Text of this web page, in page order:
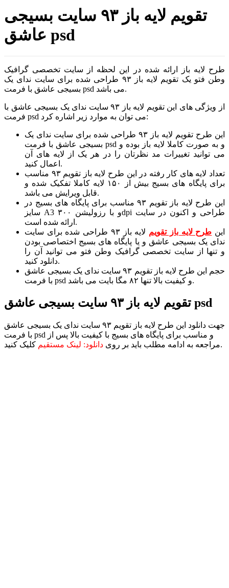
تقویم لایه باز ۹۳ سایت بسیجی
عاشق psd
طرح لایه باز ارائه شده در این لحظه از سایت تخصصی گرافیک
وطن فتو یک تقویم لایه باز ۹۳ طراحی شده برای سایت ندای یک
بسیجی عاشق با فرمت psd می باشد.
از ویژگی های این تقویم لایه باز ۹۳ سایت ندای یک بسیجی عاشق با
فرمت psd می توان به موارد زیر اشاره کرد:
این طرح تقویم لایه باز ۹۳ طراحی شده برای سایت ندای یک
بسیجی عاشق با فرمت psd و به صورت کاملا لایه باز بوده و
می توانید تغییرات مد نظرتان را در هر یک از لایه های آن
اعمال کنید.
تعداد لایه های کار رفته در این طرح لایه باز تقویم ۹۳ مناسب
برای پایگاه های بسیج بیش از ۱۵۰ لایه کاملا تفکیک شده و
قابل ویرایش می باشد.
این طرح لایه باز تقویم ۹۳ مناسب برای پایگاه های بسیج در
سایز A3 و با رزولیشن ۳۰۰dpi طراحی و اکنون در سایت
ارائه شده است.
این طرح لایه باز تقویم
لایه باز ۹۳ طراحی شده برای سایت
ندای یک بسیجی عاشق و یا پایگاه های بسیج اختصاصی بودن
و تنها از سایت تخصصی گرافیک وطن فتو می توانید آن را
دانلود کنید.
حجم این طرح لایه باز تقویم ۹۳ سایت ندای یک بسیجی عاشق
با فرمت psd و کیفیت بالا تنها ۸۲ مگا بایت می باشد.
تقویم لایه باز ۹۳ سایت بسیجی عاشق psd
جهت دانلود این طرح لایه باز تقویم ۹۳ سایت ندای یک بسیجی عاشق
با فرمت psd و مناسب برای پایگاه های بسیج با کیفیت بالا پس از
مراجعه به ادامه مطلب باید بر روی دانلود: لینک مستقیم کلیک کنید.